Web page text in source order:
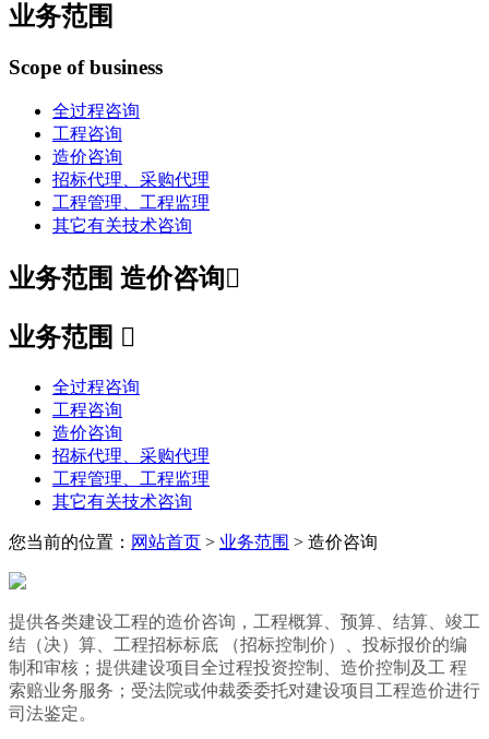
业务范围
Scope of business
全过程咨询
工程咨询
造价咨询
招标代理、采购代理
工程管理、工程监理
其它有关技术咨询
业务范围 造价咨询 
业务范围 
全过程咨询
工程咨询
造价咨询
招标代理、采购代理
工程管理、工程监理
其它有关技术咨询
您当前的位置： 网站首页 > 业务范围 > 造价咨询
提供各类建设工程的造价咨询，工程概算、预算、结算、竣工
结（决）算、工程招标标底 （招标控制价）、投标报价的编
制和审核；提供建设项目全过程投资控制、造价控制及工 程
索赔业务服务；受法院或仲裁委委托对建设项目工程造价进行
司法鉴定。